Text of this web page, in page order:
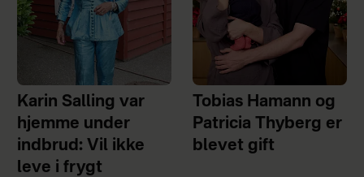
Karin Salling var
hjemme under
indbrud: Vil ikke
leve i frygt
Tobias Hamann og
Patricia Thyberg er
blevet gift